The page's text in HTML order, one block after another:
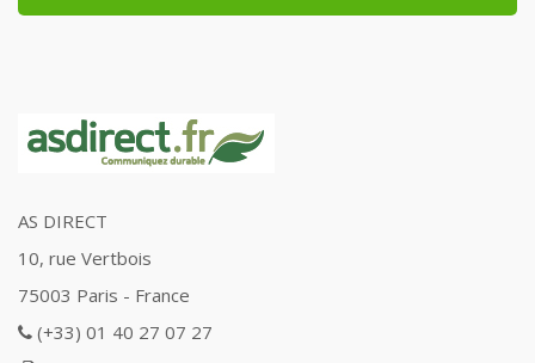
AS DIRECT
10, rue Vertbois
75003 Paris - France
(+33) 01 40 27 07 27